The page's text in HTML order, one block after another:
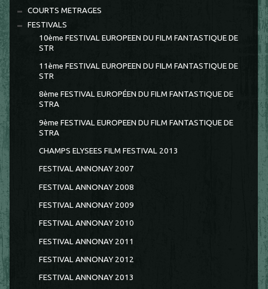
COURTS METRAGES
FESTIVALS
10ème FESTIVAL EUROPEEN DU FILM FANTASTIQUE DE
STR
11ème FESTIVAL EUROPEEN DU FILM FANTASTIQUE DE
STR
8ème FESTIVAL EUROPÉEN DU FILM FANTASTIQUE DE
STRA
9ème FESTIVAL EUROPEEN DU FILM FANTASTIQUE DE
STRA
CHAMPS ELYSEES FILM FESTIVAL 2013
FESTIVAL ANNONAY 2007
FESTIVAL ANNONAY 2008
FESTIVAL ANNONAY 2009
FESTIVAL ANNONAY 2010
FESTIVAL ANNONAY 2011
FESTIVAL ANNONAY 2012
FESTIVAL ANNONAY 2013